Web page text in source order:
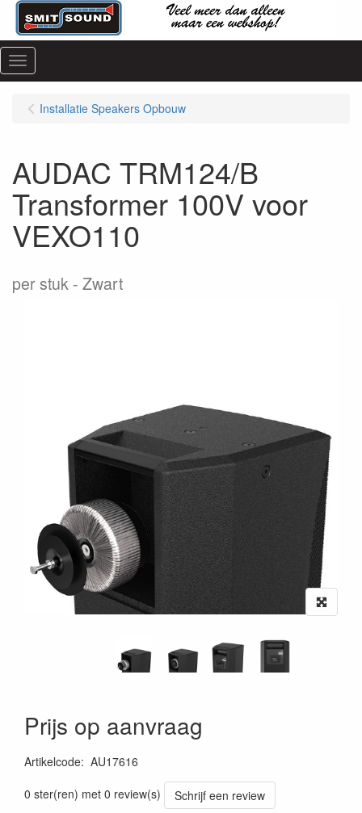
Menu
Installatie Speakers Opbouw
AUDAC TRM124/B
Transformer 100V voor
VEXO110
per stuk Zwart
Prijs op aanvraag
Artikelcode: AU17616
0 ster(ren) met 0 review(s)
Schrijf een review